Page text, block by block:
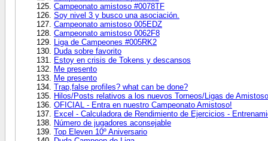
Campeonato amistoso #0078TF
Soy nivel 3 y busco una asociación.
Campeonato amistoso 005EDZ
Campeonato amistoso 0062F8
Liga de Campeones #005RK2
Duda sobre favorito
Estoy en crisis de Tokens y descansos
Me presento
Me presento
Trap,false profiles? what can be done?
Hilos/Posts relativos a los nuevos Torneos/Ligas de
OFICIAL - Entra en nuestro Campeonato Amistoso!
Excel - Calculadora de Rendimiento de Ejercicios -
Número de jugadores aconsejable
Top Eleven 10º Aniversario